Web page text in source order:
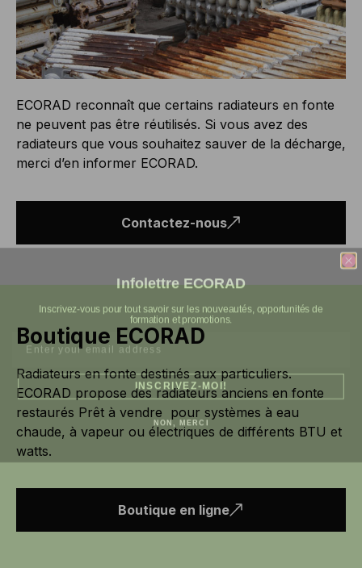
ECORAD reconnaît que certains radiateurs en fonte
ne peuvent pas être réutilisés. Si vous avez des
radiateurs que vous souhaitez sauver de la décharge,
merci d’en informer ECORAD.
Contactez-nous
Boutique ECORAD
Radiateurs en fonte destinés aux particuliers.
ECORAD propose des radiateurs anciens en fonte
restaurés Prêt à vendre pour systèmes à eau
chaude, à vapeur ou électriques de différents BTU et
watts.
Boutique en ligne
formation et promotions.
INSCRIVEZ-MOI!
NON, MERCI